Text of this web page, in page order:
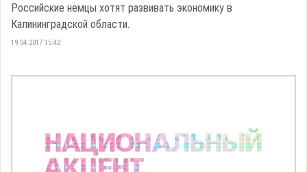
Российские немцы хотят развивать экономику в
Калининградской области.
19.04.2017 15:42